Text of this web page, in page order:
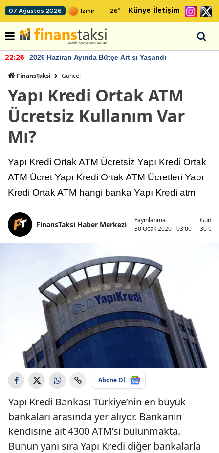
07 Ağustos 2026 26° Künye İletişim
22:26 2026 Haziran Ayında Bütçe Artışı Yaşandı
FinansTaksi Güncel
Yapı Kredi Ortak ATM
Ücretsiz Kullanım Var
Mı?
Yapı Kredi Ortak ATM Ücretsiz Yapı Kredi Ortak
ATM Ücret Yapı Kredi Ortak ATM Ücretleri Yapı
Kredi Ortak ATM hangi banka Yapı Kredi atm
FinansTaksi Haber Merkezi
Yayınlanma
30 Ocak 2020 - 03:00
30
Abone Ol
Yapı Kredi Bankası Türkiye’nin en büyük
bankaları arasında yer alıyor. Bankanın
kendisine ait 4300 ATM’si bulunmakta.
Bunun yanı sıra Yapı Kredi diğer bankalarla